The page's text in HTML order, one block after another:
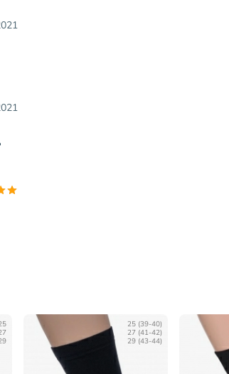
25 (39-40)
27 (41-42)
29 (43-44)